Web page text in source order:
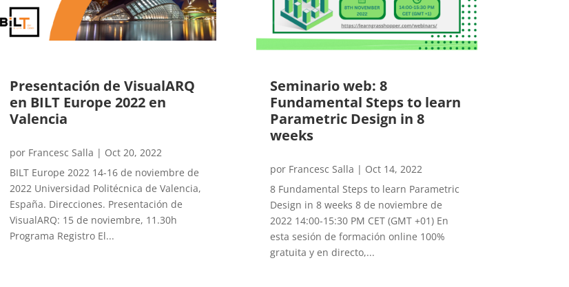
Presentación de VisualARQ
en BILT Europe 2022 en
Valencia
por Francesc Salla | Oct 20, 2022
BILT Europe 2022 14-16 de noviembre de
2022 Universidad Politécnica de Valencia,
España. Direcciones. Presentación de
VisualARQ: 15 de noviembre, 11.30h
Programa Registro El...
Seminario web: 8
Fundamental Steps to learn
Parametric Design in 8
weeks
por Francesc Salla | Oct 14, 2022
8 Fundamental Steps to learn Parametric
Design in 8 weeks 8 de noviembre de
2022 14:00-15:30 PM CET (GMT +01) En
esta sesión de formación online 100%
gratuita y en directo,...